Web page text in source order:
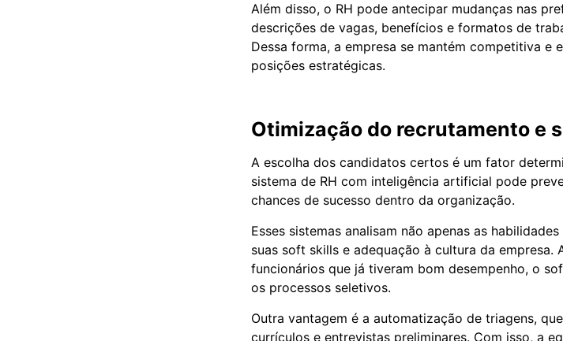
Além disso, o RH pode antecipar mudanças nas
descrições de vagas, benefícios e formatos de
Dessa forma, a empresa se mantém competitiva e
posições estratégicas.
Otimização do recrutamento e
A escolha dos candidatos certos é um fator
sistema de RH com inteligência artificial pode
chances de sucesso dentro da organização.
Esses sistemas analisam não apenas as
suas soft skills e adequação à cultura da
funcionários que já tiveram bom desempenho, o
os processos seletivos.
Outra vantagem é a automatização de triagens,
currículos e entrevistas preliminares. Com isso, a